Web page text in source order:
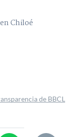
Chiloé
de BBCL